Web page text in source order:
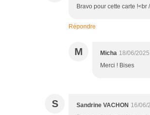
Bravo pour cette carte !<br
Répondre
M Micha 18/06/
Merci ! Bises
S Sandrine VACHON 16/06/